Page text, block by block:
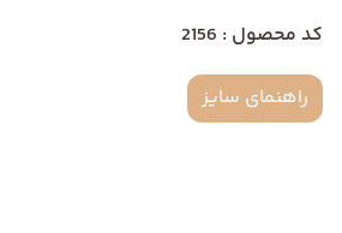
کد محصول : 2156
راهنمای سایز